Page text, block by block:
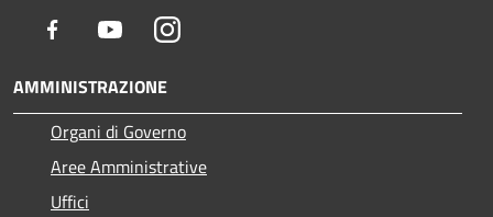
Facebook YoutubeInstagram
AMMINISTRAZIONE
Organi di Governo
Aree Amministrative
Uffici